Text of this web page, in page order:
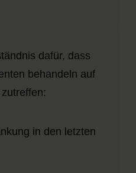
dafür, dass
behandeln auf
in den letzten